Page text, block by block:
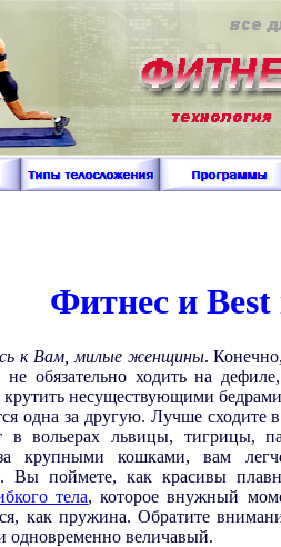
Фитнес и
к Вам, милые женщины.
не обязательно ходить на
несуществующими
одна за другую. Лучше сходите
в вольерах львицы, тигрицы,
крупными кошками, вам
Вы поймете, как красивы
тела, которое внужный
как пружина. Обратите
одновременно величавый.